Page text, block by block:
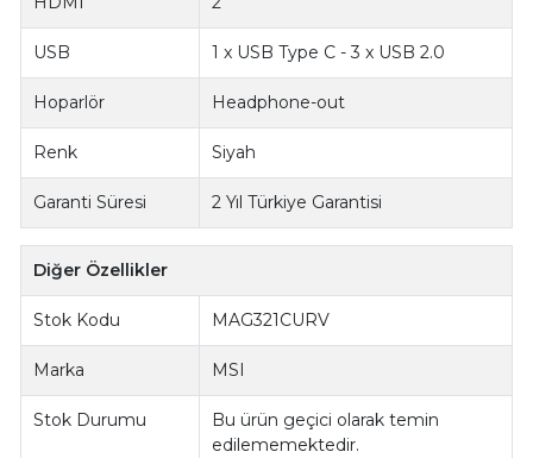
USB 1 x USB Type C - 3 x USB 2.0
Hoparlör Headphone-out
Renk Siyah
Garanti Süresi 2 Yıl Türkiye Garantisi
Diğer Özellikler
Stok Kodu MAG321CURV
Marka MSI
Stok Durumu
Bu ürün geçici olarak temin
edilememektedir.